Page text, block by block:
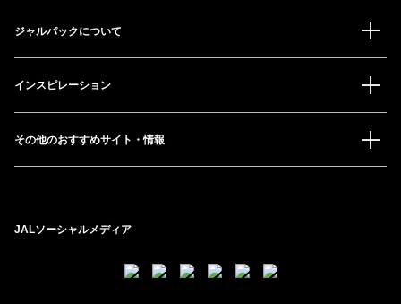
ジャルパックについて
インスピレーション
その他のおすすめサイト・情報
JALソーシャルメディア